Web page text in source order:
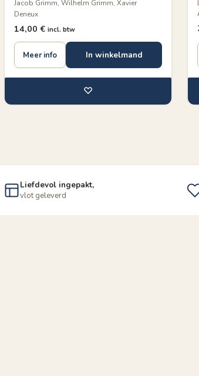
Jacob Grimm, Wilhelm Grimm, Xavier
Deneux
14,00 € incl. btw
Meer info In winkelmand
♡
Liefdevol ingepakt,
vlot geleverd